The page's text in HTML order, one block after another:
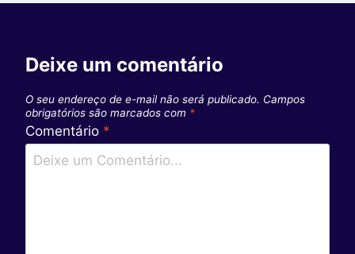
Deixe um comentário
O seu endereço de e-mail não será publicado. Campos
obrigatórios são marcados com *
Comentário *